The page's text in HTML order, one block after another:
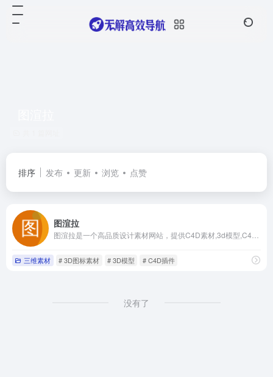
排序 发布 更新 浏览 点赞
图渲拉
三维素材 # 3D图标素材 # 3D模型 # C4D插件
没有了